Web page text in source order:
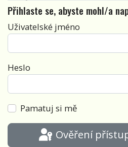
Přihlaste se, abyste mohl/a
Uživatelské jméno
Heslo
Pamatuj si mě
Ověření